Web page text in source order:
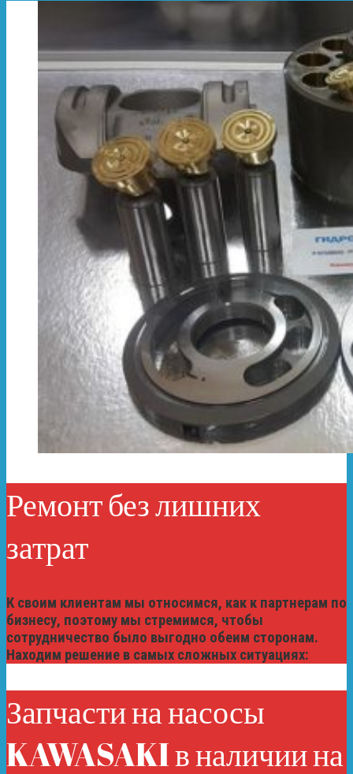
Ремонт без лишних
затрат
К своим клиентам мы относимся, как к партнерам по
бизнесу, поэтому мы стремимся, чтобы
сотрудничество было выгодно обеим сторонам.
Находим решение в самых сложных ситуациях:
Запчасти на насосы
KAWASAKI в наличии на